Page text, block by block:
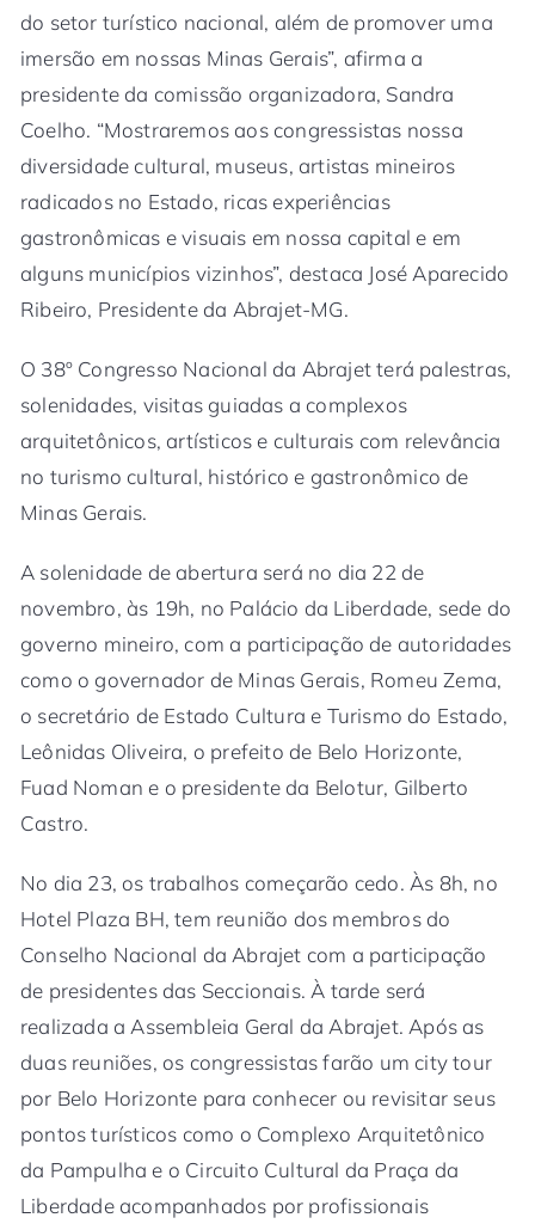
do setor turístico nacional, além de promover uma
imersão em nossas Minas Gerais”, afirma a
presidente da comissão organizadora, Sandra
Coelho. “Mostraremos aos congressistas nossa
diversidade cultural, museus, artistas mineiros
radicados no Estado, ricas experiências
gastronômicas e visuais em nossa capital e em
alguns municípios vizinhos”, destaca José Aparecido
Ribeiro, Presidente da Abrajet-MG.
O 38º Congresso Nacional da Abrajet terá palestras,
solenidades, visitas guiadas a complexos
arquitetônicos, artísticos e culturais com relevância
no turismo cultural, histórico e gastronômico de
Minas Gerais.
A solenidade de abertura será no dia 22 de
novembro, às 19h, no Palácio da Liberdade, sede do
governo mineiro, com a participação de autoridades
como o governador de Minas Gerais, Romeu Zema,
o secretário de Estado Cultura e Turismo do Estado,
Leônidas Oliveira, o prefeito de Belo Horizonte,
Fuad Noman e o presidente da Belotur, Gilberto
Castro.
No dia 23, os trabalhos começarão cedo. Às 8h, no
Hotel Plaza BH, tem reunião dos membros do
Conselho Nacional da Abrajet com a participação
de presidentes das Seccionais. À tarde será
realizada a Assembleia Geral da Abrajet. Após as
duas reuniões, os congressistas farão um city tour
por Belo Horizonte para conhecer ou revisitar seus
pontos turísticos como o Complexo Arquitetônico
da Pampulha e o Circuito Cultural da Praça da
Liberdade acompanhados por profissionais